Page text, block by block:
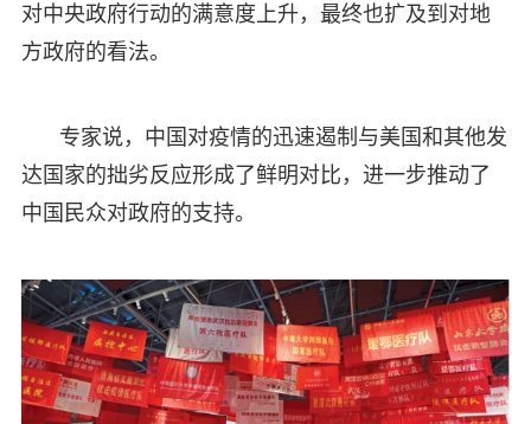
对中央政府行动的满意度上升，最终也扩及到对地
方政府的看法。
专家说，中国对疫情的迅速遏制与美国和其他发
达国家的拙劣反应形成了鲜明对比，进一步推动了
中国民众对政府的支持。